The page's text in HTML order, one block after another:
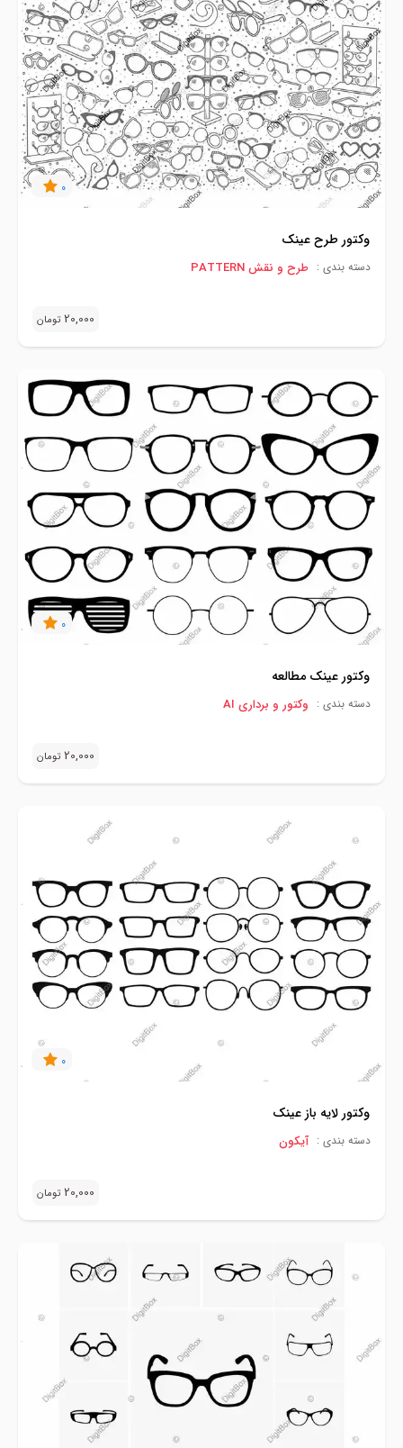
0
وکتور طرح عینک
دسته بندی : طرح و نقش PATTERN
20,000 تومان
0
وکتور عینک مطالعه
دسته بندی : وکتور و برداری AI
20,000 تومان
0
وکتور لایه باز عینک
دسته بندی : آیکون
20,000 تومان